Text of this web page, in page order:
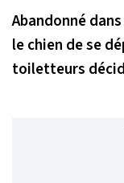
Abandonné
le chien de se
toiletteurs